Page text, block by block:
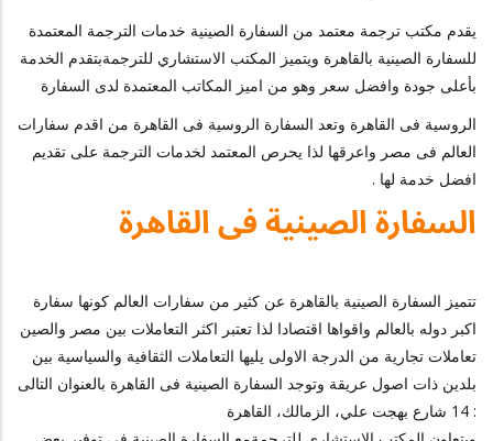
يقدم مكتب ترجمة معتمد من السفارة الصينية خدمات الترجمة المعتمدة
للسفارة الصينية بالقاهرة ويتميز المكتب الاستشاري للترجمةبتقدم الخدمة
بأعلى جودة وافضل سعر وهو من اميز المكاتب المعتمدة لدى السفارة
الروسية فى القاهرة وتعد السفارة الروسية فى القاهرة من اقدم سفارات
العالم فى مصر واعرقها لذا يحرص المعتمد لخدمات الترجمة على تقديم
افضل خدمة لها .
السفارة الصينية فى القاهرة
تتميز السفارة الصينية بالقاهرة عن كثير من سفارات العالم كونها سفارة
اكبر دوله بالعالم واقواها اقتصادا لذا تعتبر اكثر التعاملات بين مصر والصين
تعاملات تجارية من الدرجة الاولى يليها التعاملات الثقافية والسياسية بين
بلدين ذات اصول عريقة وتوجد السفارة الصينية فى القاهرة بالعنوان التالى
: 14 شارع بهجت علي، الزمالك، القاهرة